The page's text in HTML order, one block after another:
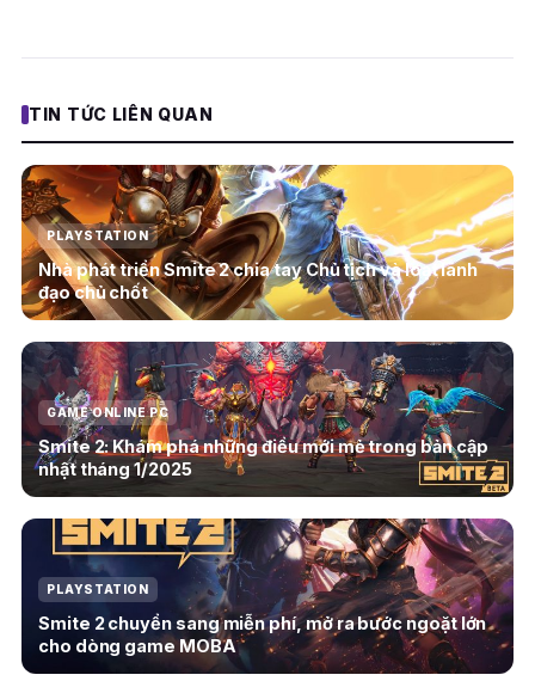
TIN TỨC LIÊN QUAN
PLAYSTATION
Nhà phát triển Smite 2 chia tay Chủ tịch và loạt lãnh
đạo chủ chốt
GAME ONLINE PC
Smite 2: Khám phá những điều mới mẻ trong bản cập
nhật tháng 1/2025
PLAYSTATION
Smite 2 chuyển sang miễn phí, mở ra bước ngoặt lớn
cho dòng game MOBA